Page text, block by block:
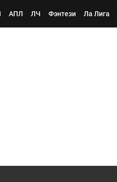
АПЛ ЛЧ Фэнтези Ла Лига